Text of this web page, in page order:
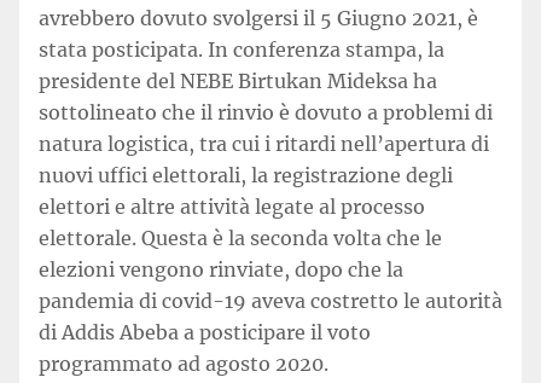
avrebbero dovuto svolgersi il 5 Giugno 2021, è
stata posticipata. In conferenza stampa, la
presidente del NEBE Birtukan Mideksa ha
sottolineato che il rinvio è dovuto a problemi di
natura logistica, tra cui i ritardi nell’apertura di
nuovi uffici elettorali, la registrazione degli
elettori e altre attività legate al processo
elettorale. Questa è la seconda volta che le
elezioni vengono rinviate, dopo che la
pandemia di covid-19 aveva costretto le autorità
di Addis Abeba a posticipare il voto
programmato ad agosto 2020.